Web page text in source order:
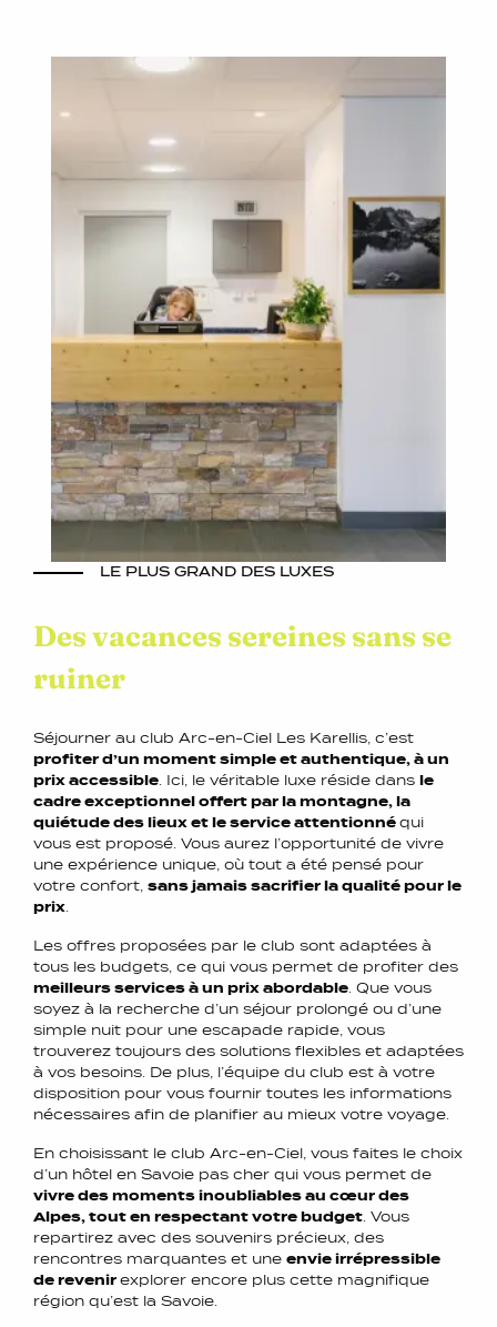
LE PLUS GRAND DES LUXES
Des vacances sereines sans se
ruiner
Séjourner au club Arc-en-Ciel Les Karellis, c’est
profiter d’un moment simple et authentique, à un
prix accessible. Ici, le véritable luxe réside dans le
cadre exceptionnel offert par la montagne, la
quiétude des lieux et le service attentionné qui
vous est proposé. Vous aurez l’opportunité de vivre
une expérience unique, où tout a été pensé pour
votre confort, sans jamais sacrifier la qualité pour le
prix.
Les offres proposées par le club sont adaptées à
tous les budgets, ce qui vous permet de profiter des
meilleurs services à un prix abordable. Que vous
soyez à la recherche d’un séjour prolongé ou d’une
simple nuit pour une escapade rapide, vous
trouverez toujours des solutions flexibles et adaptées
à vos besoins. De plus, l’équipe du club est à votre
disposition pour vous fournir toutes les informations
nécessaires afin de planifier au mieux votre voyage.
En choisissant le club Arc-en-Ciel, vous faites le choix
d’un hôtel en Savoie pas cher qui vous permet de
vivre des moments inoubliables au cœur des
Alpes, tout en respectant votre budget. Vous
repartirez avec des souvenirs précieux, des
rencontres marquantes et une envie irrépressible
de revenir explorer encore plus cette magnifique
région qu’est la Savoie.